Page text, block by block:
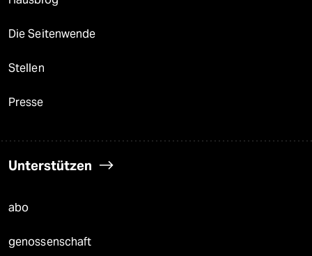
Die Seitenwende
Stellen
Presse
Unterstützen
abo
genossenschaft